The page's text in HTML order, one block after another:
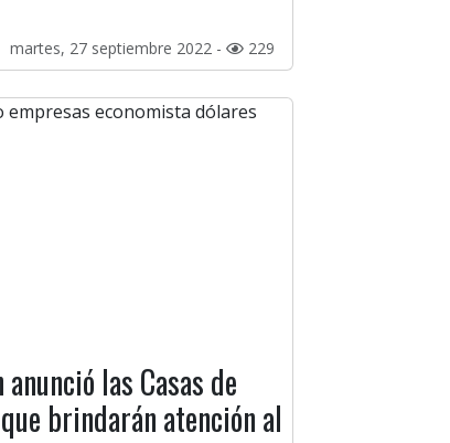
martes, 27 septiembre 2022 - 229
anunció las Casas de
brindarán atención al